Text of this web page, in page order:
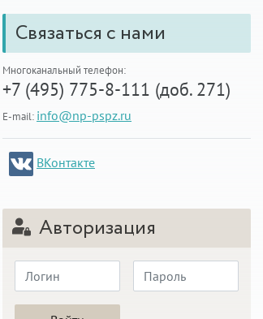
Связаться с нами
Многоканальный телефон:
+7 (495) 775-8-111 (доб. 271)
E-mail: info@np-pspz.ru
ВКонтакте
Авторизация